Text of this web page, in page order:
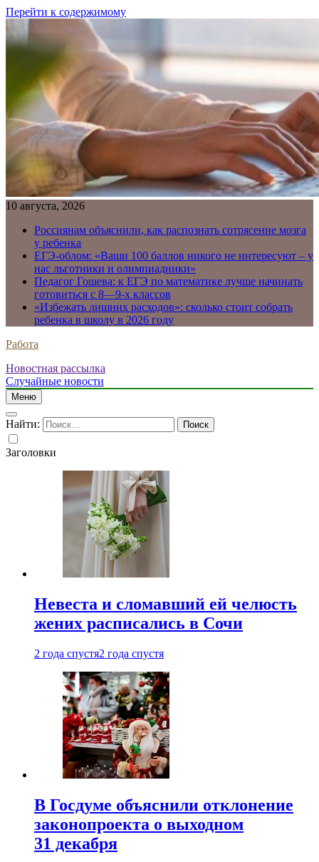
Перейти к содержимому
10 августа, 2026
Россиянам объяснили, как распознать сотрясение мозга
у ребенка
ЕГЭ-облом: «Ваши 100 баллов никого не интересуют – у
нас льготники и олимпиадники»
Педагог Гошева: к ЕГЭ по математике лучше начинать
готовиться с 8—9-х классов
«Избежать лишних расходов»: сколько стоит собрать
ребенка в школу в 2026 году
Работа
Новостная рассылка
Случайные новости
Меню
Найти:
Заголовки
Невеста и сломавший ей челюсть
жених расписались в Сочи
2 года спустя2 года спустя
В Госдуме объяснили отклонение
законопроекта о выходном
31 декабря